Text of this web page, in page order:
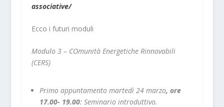
associative/
Ecco i futuri moduli
Modulo 3 – COmunità Energetiche Rinnovabili
(CERS)
Primo appuntamento martedì 24 marzo, ore
17.00- 19.00: Seminario introduttivo.